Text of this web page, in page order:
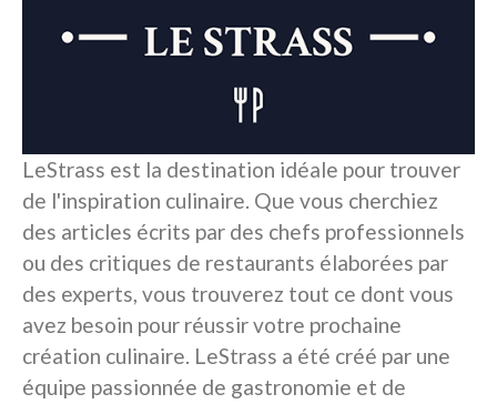
LeStrass est la destination idéale pour trouver
de l'inspiration culinaire. Que vous cherchiez
des articles écrits par des chefs professionnels
ou des critiques de restaurants élaborées par
des experts, vous trouverez tout ce dont vous
avez besoin pour réussir votre prochaine
création culinaire. LeStrass a été créé par une
équipe passionnée de gastronomie et de